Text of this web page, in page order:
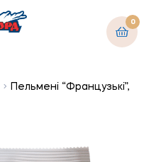
0
Пельмені “Французькі”,